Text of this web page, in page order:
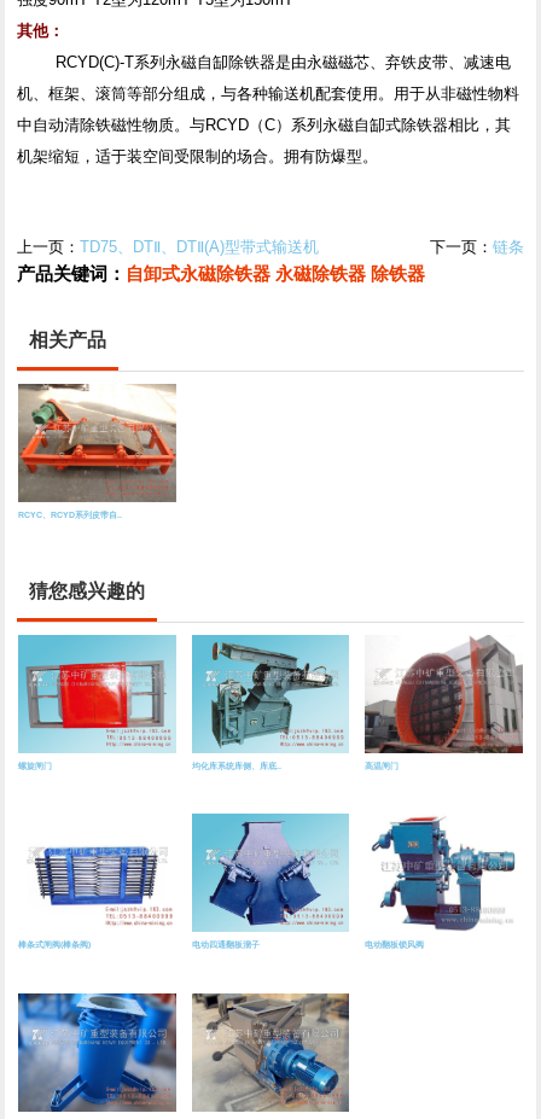
其他：
RCYD(C)-T系列永磁自缷除铁器是由永磁磁芯、弃铁皮带、减速电
机、框架、滚筒等部分组成，与各种输送机配套使用。用于从非磁性物料
中自动清除铁磁性物质。与RCYD（C）系列永磁自缷式除铁器相比，其
机架缩短，适于装空间受限制的场合。拥有防爆型。
上一页：TD75、DTⅡ、DTⅡ(A)型带式输送机 下一页： 链条
产品关键词： 自卸式永磁除铁器 永磁除铁器 除铁器
相关产品
RCYC、RCYD系列皮带自..
猜您感兴趣的
螺旋闸门 均化库系统库侧、库底.. 高温闸门
棒条式闸阀(棒条阀) 电动四通翻板溜子 电动翻板锁风阀